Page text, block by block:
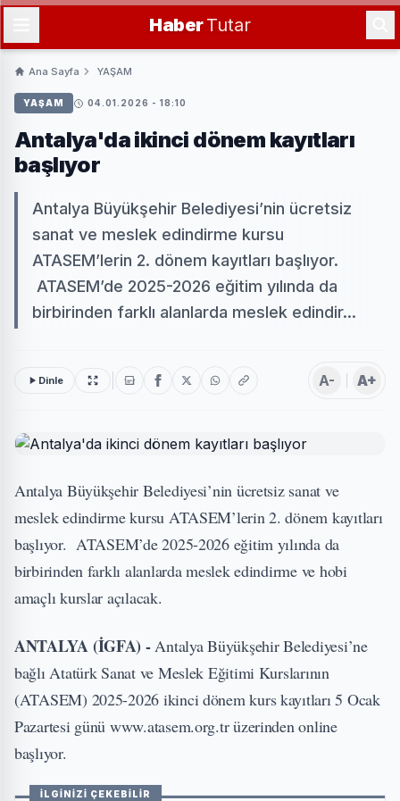
HaberTutar
Ana Sayfa YAŞAM
YAŞAM 04.01.2026 - 18:10
Antalya'da ikinci dönem kayıtları
başlıyor
Antalya Büyükşehir Belediyesi’nin ücretsiz
sanat ve meslek edindirme kursu
ATASEM’lerin 2. dönem kayıtları başlıyor.
ATASEM’de 2025-2026 eğitim yılında da
birbirinden farklı alanlarda meslek edindir...
Dinle A- A+
Antalya Büyükşehir Belediyesi’nin ücretsiz sanat ve
meslek edindirme kursu ATASEM’lerin 2. dönem kayıtları
başlıyor. ATASEM’de 2025-2026 eğitim yılında da
birbirinden farklı alanlarda meslek edindirme ve hobi
amaçlı kurslar açılacak.
ANTALYA (İGFA) -Antalya Büyükşehir Belediyesi’ne
bağlı Atatürk Sanat ve Meslek Eğitimi Kurslarının
(ATASEM) 2025-2026 ikinci dönem kurs kayıtları 5 Ocak
Pazartesi günü www.atasem.org.tr üzerinden online
başlıyor.
İLGİNİZİ ÇEKEBİLİR